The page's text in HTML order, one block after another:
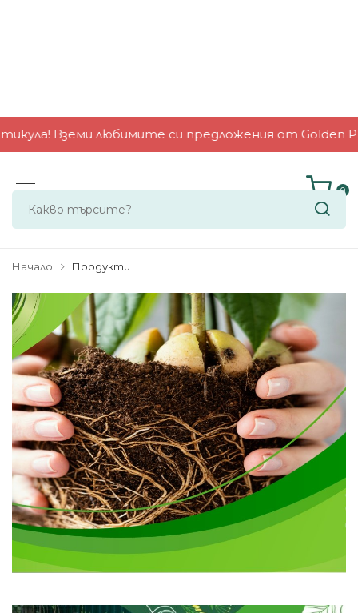
0
Начало Продукти